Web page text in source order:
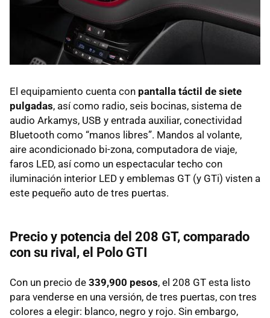
El equipamiento cuenta con pantalla táctil de siete
pulgadas, así como radio, seis bocinas, sistema de
audio Arkamys, USB y entrada auxiliar, conectividad
Bluetooth como “manos libres”. Mandos al volante,
aire acondicionado bi-zona, computadora de viaje,
faros LED, así como un espectacular techo con
iluminación interior LED y emblemas GT (y GTi) visten a
este pequeño auto de tres puertas.
Precio y potencia del 208 GT, comparado
con su rival, el Polo GTI
Con un precio de 339,900 pesos, el 208 GT esta listo
para venderse en una versión, de tres puertas, con tres
colores a elegir: blanco, negro y rojo. Sin embargo,